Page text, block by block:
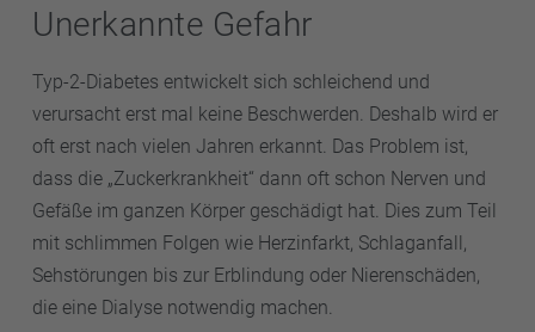
Unerkannte Gefahr
Typ-2-Diabetes entwickelt sich schleichend und
verursacht erst mal keine Beschwerden. Deshalb wird er
oft erst nach vielen Jahren erkannt. Das Problem ist,
dass die „Zuckerkrankheit“ dann oft schon Nerven und
Gefäße im ganzen Körper geschädigt hat. Dies zum Teil
mit schlimmen Folgen wie Herzinfarkt, Schlaganfall,
Sehstörungen bis zur Erblindung oder Nierenschäden,
die eine Dialyse notwendig machen.